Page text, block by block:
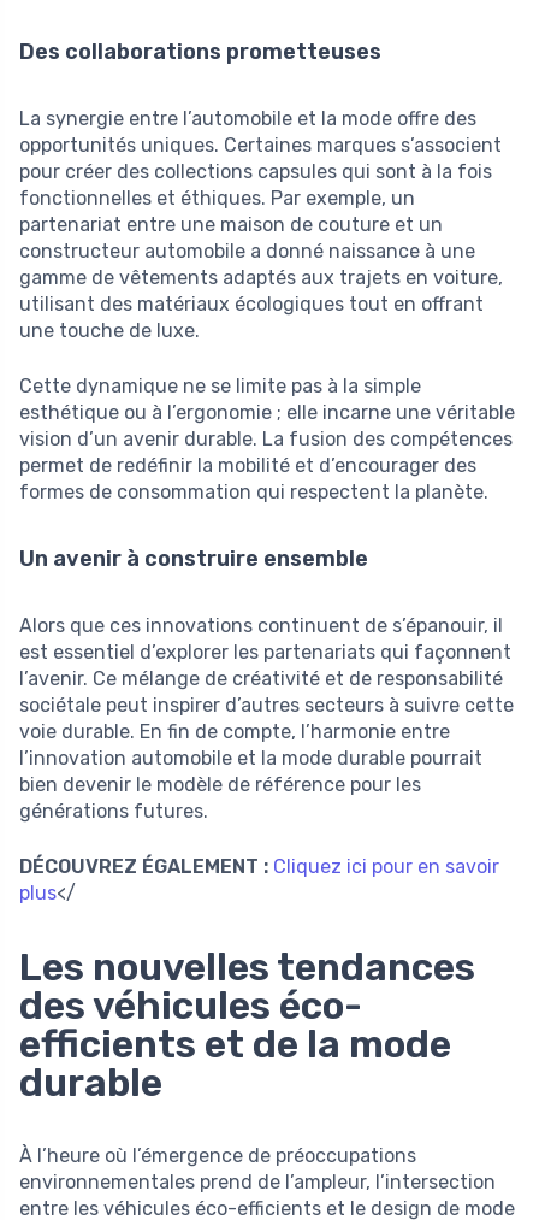
Des collaborations prometteuses
La synergie entre l’automobile et la mode offre des
opportunités uniques. Certaines marques s’associent
pour créer des collections capsules qui sont à la fois
fonctionnelles et éthiques. Par exemple, un
partenariat entre une maison de couture et un
constructeur automobile a donné naissance à une
gamme de vêtements adaptés aux trajets en voiture,
utilisant des matériaux écologiques tout en offrant
une touche de luxe.
Cette dynamique ne se limite pas à la simple
esthétique ou à l’ergonomie ; elle incarne une véritable
vision d’un avenir durable. La fusion des compétences
permet de redéfinir la mobilité et d’encourager des
formes de consommation qui respectent la planète.
Un avenir à construire ensemble
Alors que ces innovations continuent de s’épanouir, il
est essentiel d’explorer les partenariats qui façonnent
l’avenir. Ce mélange de créativité et de responsabilité
sociétale peut inspirer d’autres secteurs à suivre cette
voie durable. En fin de compte, l’harmonie entre
l’innovation automobile et la mode durable pourrait
bien devenir le modèle de référence pour les
générations futures.
DÉCOUVREZ ÉGALEMENT : Cliquez ici pour en savoir
plus</
Les nouvelles tendances
des véhicules éco-
efficients et de la mode
durable
À l’heure où l’émergence de préoccupations
environnementales prend de l’ampleur, l’intersection
entre les véhicules éco-efficients et le design de mode